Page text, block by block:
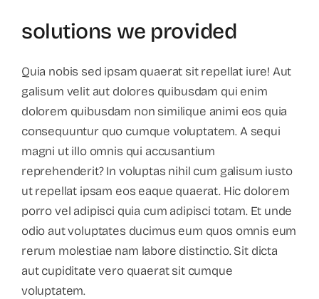
solutions we provided
Quia nobis sed ipsam quaerat sit repellat iure! Aut
galisum velit aut dolores quibusdam qui enim
dolorem quibusdam non similique animi eos quia
consequuntur quo cumque voluptatem. A sequi
magni ut illo omnis qui accusantium
reprehenderit? In voluptas nihil cum galisum iusto
ut repellat ipsam eos eaque quaerat. Hic dolorem
porro vel adipisci quia cum adipisci totam. Et unde
odio aut voluptates ducimus eum quos omnis eum
rerum molestiae nam labore distinctio. Sit dicta
aut cupiditate vero quaerat sit cumque
voluptatem.